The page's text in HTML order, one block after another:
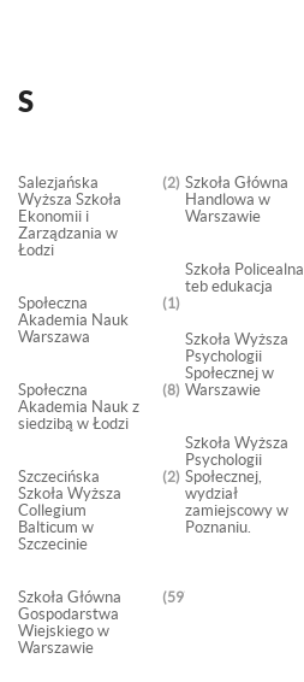
S
Salezjańska
Wyższa Szkoła
Ekonomii i
Zarządzania w
Łodzi
2
Społeczna
Akademia Nauk
Warszawa
1
Społeczna
Akademia Nauk z
siedzibą w Łodzi
8
Szczecińska
Szkoła Wyższa
Collegium
Balticum w
Szczecinie
2
Szkoła Główna
Gospodarstwa
Wiejskiego w
Warszawie
597
Szkoła Główna
Handlowa w
Warszawie
Szkoła Policealna
teb edukacja
Szkoła Wyższa
Psychologii
Społecznej w
Warszawie
Szkoła Wyższa
Psychologii
Społecznej,
wydział
zamiejscowy w
Poznaniu.